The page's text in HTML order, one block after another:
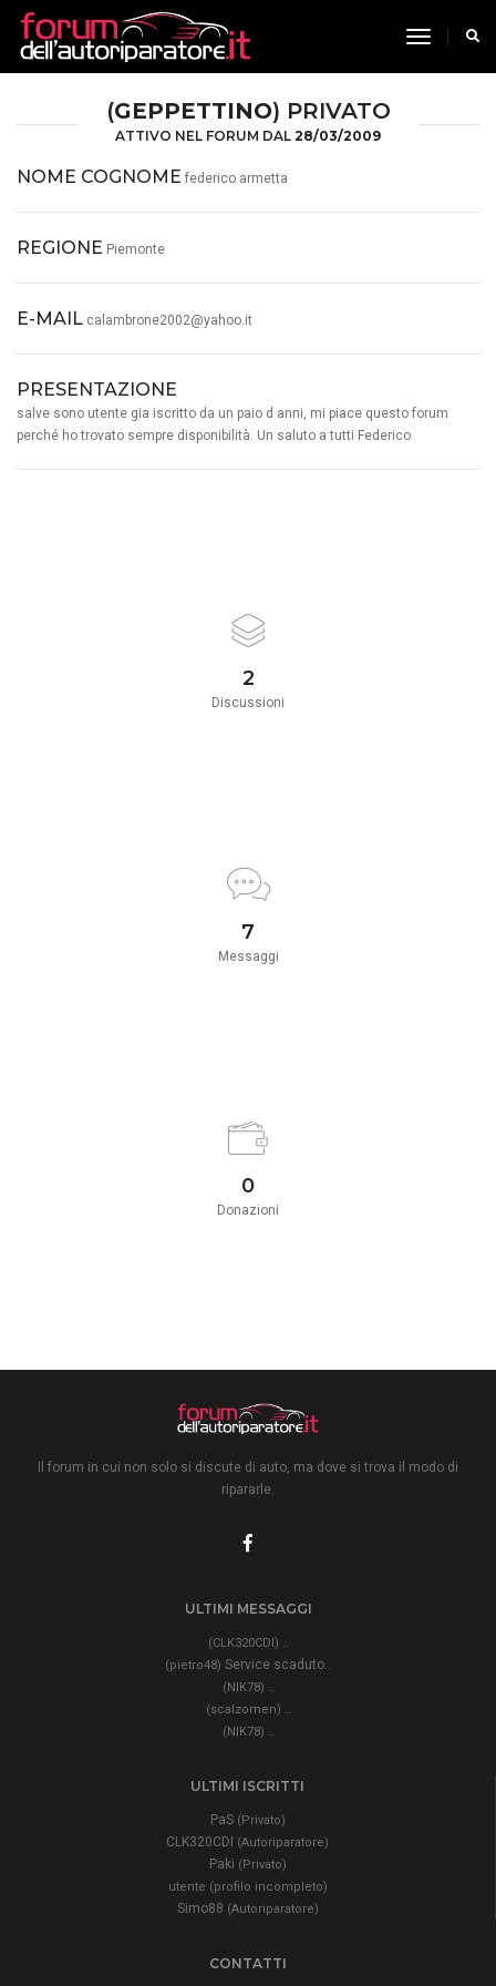
toggle
(GEPPETTINO) PRIVATO
ATTIVO NEL FORUM DAL 28/03/2009
NOME COGNOME federico armetta
REGIONE Piemonte
E-MAIL calambrone2002@yahoo.it
PRESENTAZIONE
salve sono utente gia iscritto da un paio d anni, mi piace questo forum
perché ho trovato sempre disponibilità. Un saluto a tutti Federico
2
Discussioni
8
Messaggi
0
Donazioni
Il forum in cui non solo si discute di auto, ma dove si trova il modo di
ripararle.
ULTIMI MESSAGGI
(CLK320CDI) ..
(pietro48) Service scaduto..
(NIK78) ..
(scalzomen) ..
(NIK78) ..
ULTIMI ISCRITTI
PaS (Privato)
CLK320CDI (Autoriparatore)
Paki (Privato)
utente (profilo incompleto)
Simo88 (Autoriparatore)
CONTATTI